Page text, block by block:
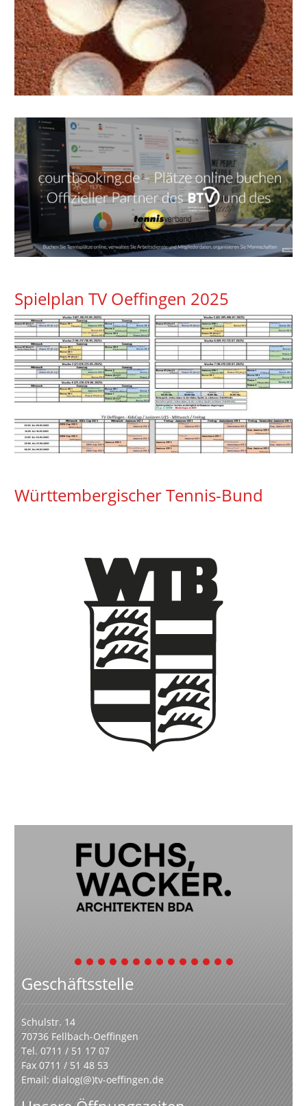
Spielplan TV Oeffingen 2025
Württembergischer Tennis-Bund
1 2 3 4 5 6 7 8 9 1011121314
Geschäftsstelle
Schulstr. 14
70736 Fellbach-Oeffingen
Tel. 0711 / 51 17 07
Fax 0711 / 51 48 53
Email: dialog(@)tv-oeffingen.de